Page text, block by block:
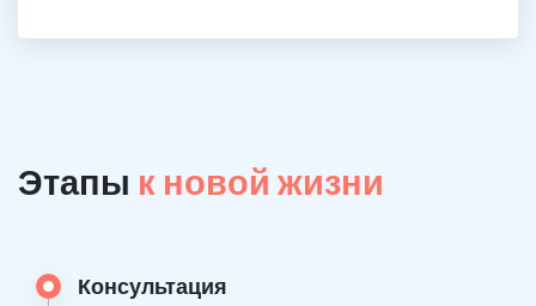
Этапы к новой жизни
Консультация